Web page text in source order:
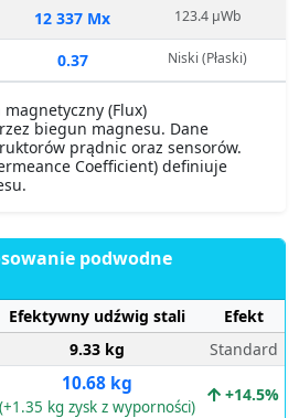
12 337 Mx 123.4 µWb
0.37 Niski (Płaski)
(Flux)
biegun magnesu. Dane
prądnic oraz sensorów.
Coefficient) definiuje
podwodne
Efektywny udźwig stali
Efekt
9.33 kg Standard
10.68 kg
(+1.35 kg zysk z wyporności)
+14.5%